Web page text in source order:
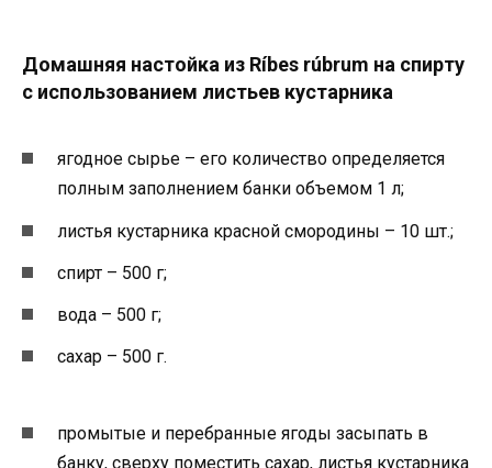
Домашняя настойка из Ríbes rúbrum на спирту
с использованием листьев кустарника
ягодное сырье – его количество определяется
полным заполнением банки объемом 1 л;
листья кустарника красной смородины – 10 шт.;
спирт – 500 г;
вода – 500 г;
сахар – 500 г.
промытые и перебранные ягоды засыпать в
банку, сверху поместить сахар, листья кустарника